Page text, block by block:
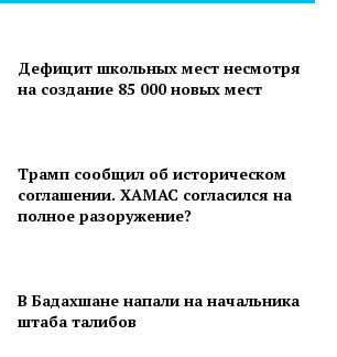
Дефицит школьных мест несмотря
на создание 85 000 новых мест
Трамп сообщил об историческом
соглашении. ХАМАС согласился на
полное разоружение?
В Бадахшане напали на начальника
штаба талибов